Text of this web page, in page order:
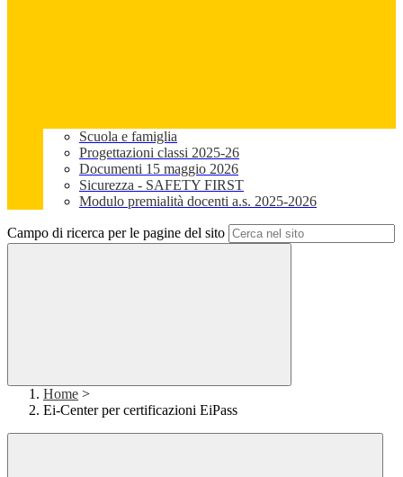
Scuola e famiglia
Progettazioni classi 2025-26
Documenti 15 maggio 2026
Sicurezza - SAFETY FIRST
Modulo premialità docenti a.s. 2025-2026
Campo di ricerca per le pagine del sito
Home >
Ei-Center per certificazioni EiPass